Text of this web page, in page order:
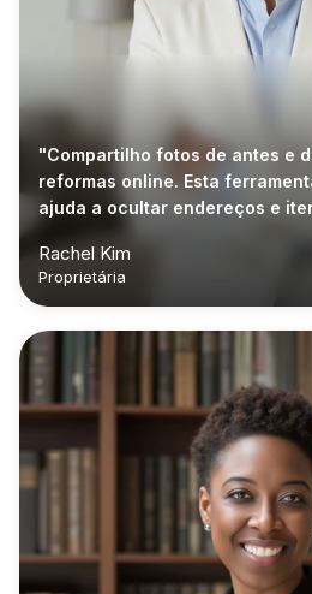
"Compartilho fotos de antes e
reformas online. Esta
ajuda a ocultar endereços e
Rachel Kim
Proprietária